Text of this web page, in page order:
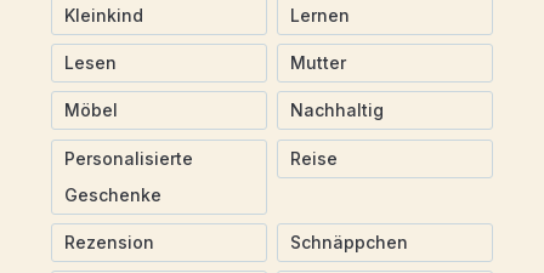
Kleinkind Lernen
Lesen Mutter
Möbel Nachhaltig
Personalisierte
Geschenke
Reise
Rezension Schnäppchen